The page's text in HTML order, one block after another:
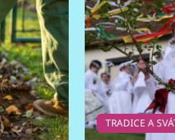
TRADICE A